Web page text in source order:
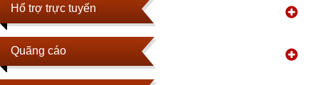
Hổ trợ trực tuyến
Quãng cáo